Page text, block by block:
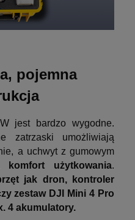
pojemna
jest bardzo wygodne.
zatrzaski umożliwiają
a uchwyt z gumowym
komfort użytkowania.
jak dron, kontroler
zestaw DJI Mini 4 Pro
4 akumulatory.